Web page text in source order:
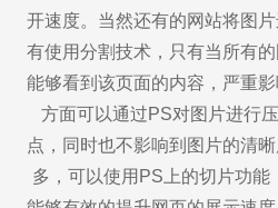
开速度。当然还有的网站将图
有使用分割技术，只有当所有
能够看到该页面的内容，严重
方面可以通过PS对图片进行
点，同时也不影响到图片的清
多，可以使用PS上的切片功能